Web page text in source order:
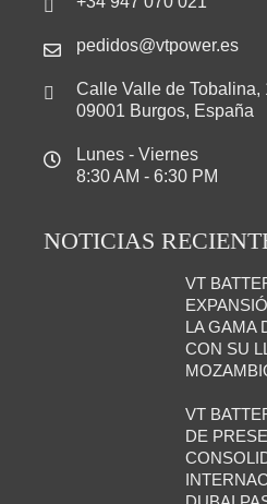
pedidos@vtpower.es
Calle Valle de Tobalina,
09001 Burgos, España
Lunes - Viernes
8:30 AM - 6:30 PM
NOTICIAS
VT
LA GAMA
CON SU
VT
DE